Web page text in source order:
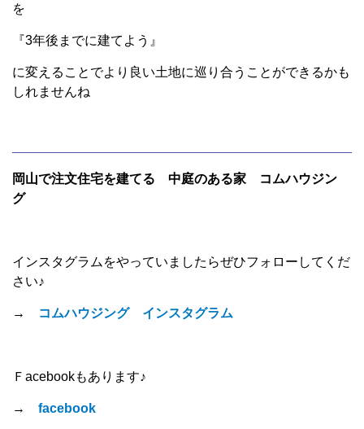
を
『3年後までに建てよう』
に変えることでより良い土地に巡り合うことができるかも
しれませんね
岡山で注文住宅を建てる 中庭のある家 コムハウジン
グ
インスタグラムをやっていましたらぜひフォローしてくだ
さい♪
→ コムハウジング インスタグラム
Ｆacebookもあります♪
→ facebook